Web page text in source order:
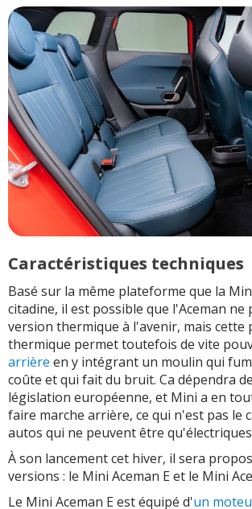
Caractéristiques techniques
Basé sur la même plateforme que la
citadine, il est possible que l'Aceman ne
version thermique à l'avenir, mais cette
thermique permet toutefois de vite
arrière en y intégrant un moulin qui
coûte et qui fait du bruit. Ca dépendra
législation européenne, et Mini a en
faire marche arrière, ce qui n'est pas le
autos qui ne peuvent être
À son lancement cet hiver, il sera
versions : le Mini Aceman E et le Mini
Le Mini Aceman E est équipé d'un